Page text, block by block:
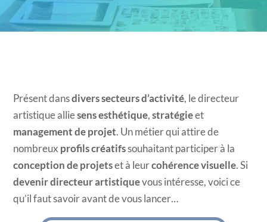
Présent dansdivers secteurs d’activité, le directeur
artistique alliesens esthétique,stratégieet
management de projet. Un métier qui attire de
nombreux profils créatifssouhaitant participer à la
conception de projetset à leurcohérence visuelle. Si
devenir directeur artistiquevous intéresse, voici ce
qu’il faut savoir avant de vous lancer…